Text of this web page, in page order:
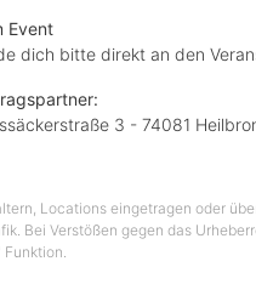
Event
dich bitte direkt an den
3 - 74081
Locations eingetragen oder
Bei Verstößen gegen das
Funktion.